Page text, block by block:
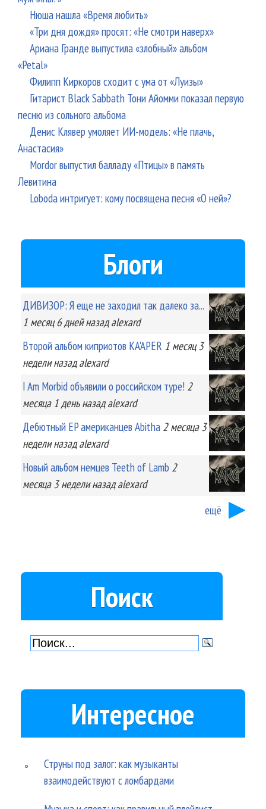
Нюша нашла «Время любить»
«Три дня дождя» просят: «Не смотри наверх»
Ариана Гранде выпустила «злобный» альбом
«Petal»
Филипп Киркоров сходит с ума от «Луизы»
Гитарист Black Sabbath Тони Айомми показал первую
песню из сольного альбома
Денис Клявер умоляет ИИ-модель: «Не плачь,
Анастасия»
Mordor выпустил балладу «Птицы» в память
Левитина
Loboda интригует: кому посвящена песня «О ней»?
Блоги
ДИВИЗОР: Я еще не заходил так далеко за...
1 месяц 6 днейназад alexard
Второй альбом киприотов KA'APER 1 месяц 3
неделиназад alexard
I Am Morbid объявили о российском туре! 2
месяца 1 деньназад alexard
Дебютный EP американцев Abitha 2 месяца 3
неделиназад alexard
Новый альбом немцев Teeth of Lamb 2
месяца 3 неделиназад alexard
ещё
Поиск
Интересное
Струны под залог: как музыканты
взаимодействуют с ломбардами